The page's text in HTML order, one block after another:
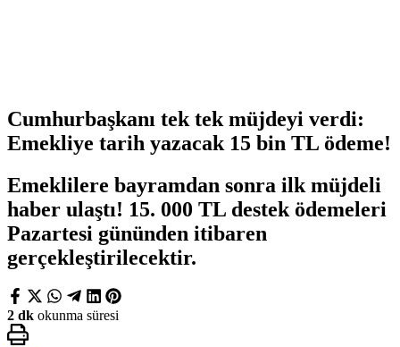
Cumhurbaşkanı tek tek müjdeyi verdi:
Emekliye tarih yazacak 15 bin TL ödeme!
Emeklilere bayramdan sonra ilk müjdeli
haber ulaştı! 15. 000 TL destek ödemeleri
Pazartesi gününden itibaren
gerçekleştirilecektir.
2 dk okunma süresi